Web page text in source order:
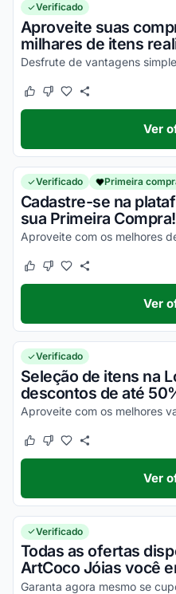
Verificado
Aproveite suas
milhares de itens
Este cupom funcionou
Este cupom não funcionou
Ver
Verificado Primeira
Cadastre-se na
sua Primeira Compra!
Este cupom funcionou
Este cupom não funcionou
Ver
Verificado
Seleção de itens na
descontos de até
Este cupom funcionou
Este cupom não funcionou
Ver
Verificado
Todas as ofertas
ArtCoco Jóias você
Garanta agora mesmo se